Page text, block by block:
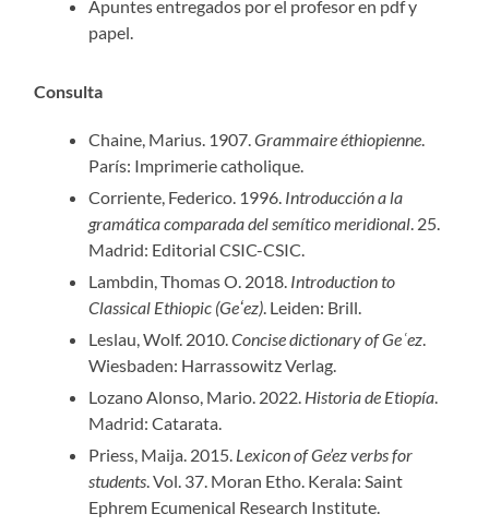
Apuntes entregados por el profesor en pdf y
papel.
Consulta
Chaine, Marius. 1907.Grammaire éthiopienne.
París: Imprimerie catholique.
Corriente, Federico. 1996. Introducción a la
gramática comparada del semítico meridional. 25.
Madrid: Editorial CSIC-CSIC.
Lambdin, Thomas O. 2018. Introduction to
Classical Ethiopic (Geʻez). Leiden: Brill.
Leslau, Wolf. 2010.Concise dictionary of Geʿez.
Wiesbaden: Harrassowitz Verlag.
Lozano Alonso, Mario. 2022. Historia de Etiopía.
Madrid: Catarata.
Priess, Maija. 2015. Lexicon of Ge’ez verbs for
students. Vol. 37. Moran Etho. Kerala: Saint
Ephrem Ecumenical Research Institute.